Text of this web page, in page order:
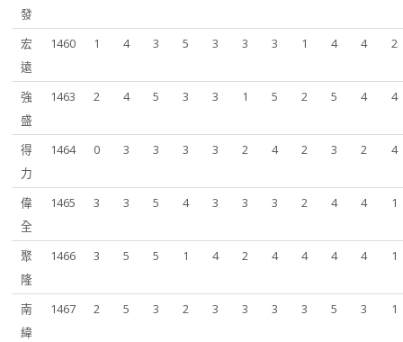
發
宏
遠
1460 1 4 3 5 3 3 3 1 4 4 2
強
盛
1463 2 4 5 3 3 1 5 2 5 4 4
得
力
1464 0 3 3 3 3 2 4 2 3 2 4
偉
全
1465 3 3 5 4 3 3 3 2 4 4 1
聚
隆
1466 3 5 5 1 4 2 4 4 4 4 1
南
緯
1467 2 5 3 2 3 3 3 3 5 3 1